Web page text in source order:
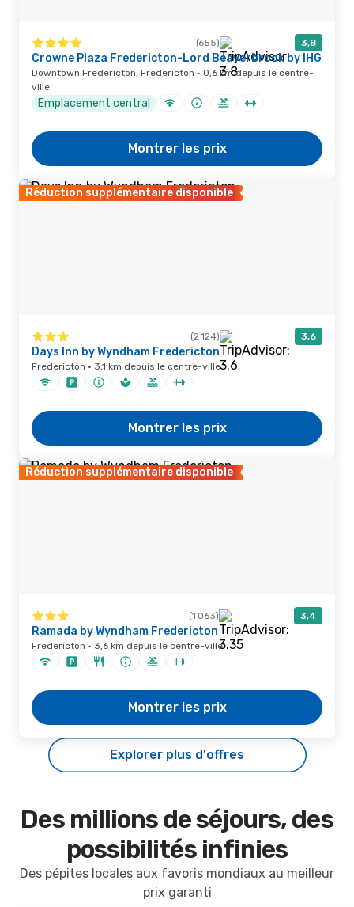
(655) 3,8
Crowne Plaza Fredericton-Lord Beaverbrook by IHG
Downtown Fredericton, Fredericton · 0,6 km depuis le centre-
ville
Emplacement central
Montrer les prix
Réduction supplémentaire disponible
(2 124) 3,6
Days Inn by Wyndham Fredericton
Fredericton · 3,1 km depuis le centre-ville
Montrer les prix
Réduction supplémentaire disponible
(1 063) 3,4
Ramada by Wyndham Fredericton
Fredericton · 3,6 km depuis le centre-ville
Montrer les prix
Explorer plus d'offres
Des millions de séjours, des
possibilités infinies
Des pépites locales aux favoris mondiaux au meilleur
prix garanti